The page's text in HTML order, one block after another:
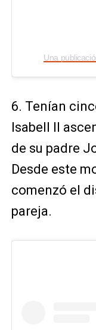
6. Tenían
Isabell II
de su padre
Desde este
comenzó el
pareja.